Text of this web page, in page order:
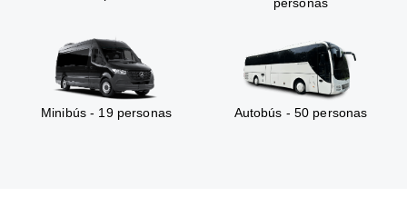
Minibús - 19 personas Autobús - 50 personas